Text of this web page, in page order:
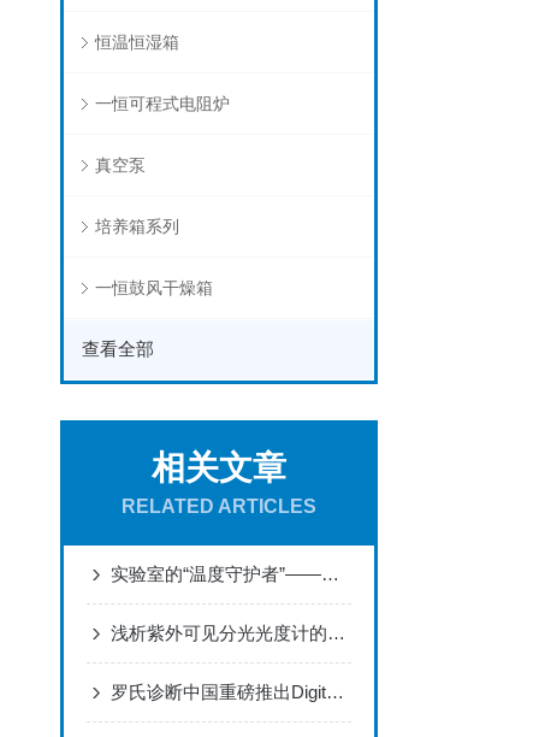
恒温恒湿箱
一恒可程式电阻炉
真空泵
培养箱系列
一恒鼓风干燥箱
查看全部
相关文章
RELATED ARTICLES
实验室的“温度守护者”——揭秘恒温磁力搅拌器的神奇世界
浅析紫外可见分光光度计的作用与意义所在
罗氏诊断中国重磅推出Digital LightCycler系统